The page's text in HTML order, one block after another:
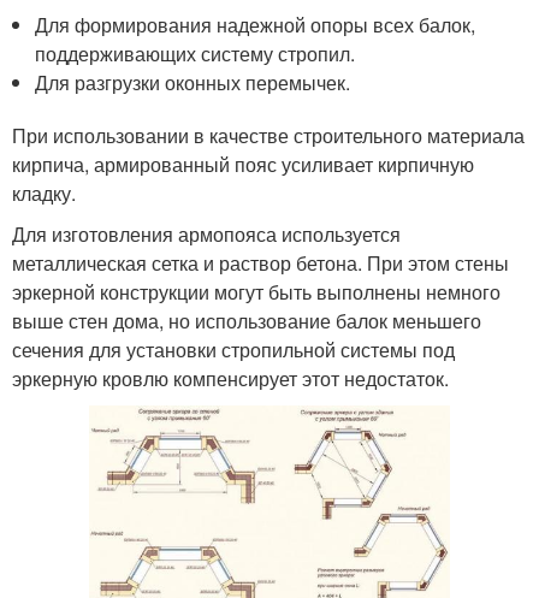
Для формирования надежной опоры всех балок,
поддерживающих систему стропил.
Для разгрузки оконных перемычек.
При использовании в качестве строительного материала
кирпича, армированный пояс усиливает кирпичную
кладку.
Для изготовления армопояса используется
металлическая сетка и раствор бетона. При этом стены
эркерной конструкции могут быть выполнены немного
выше стен дома, но использование балок меньшего
сечения для установки стропильной системы под
эркерную кровлю компенсирует этот недостаток.